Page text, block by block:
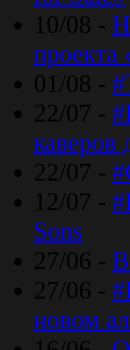
10/08 -
01/08 -
22/07 -
каверов
22/07 -
12/07 -
Sons
27/06 -
27/06 -
новом